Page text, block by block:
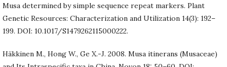
Musa determined by simple sequence repeat markers. Plant
Genetic Resources: Characterization and Utilization 14(3): 192–
199. DOI: 10.1017/S1479262115000222.
Häkkinen M., Hong W., Ge X.-J. 2008. Musa itinerans (Musaceae)